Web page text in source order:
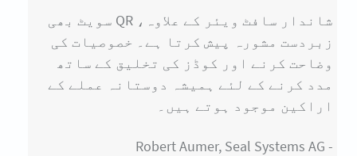
شاندار سافٹ ویئر کے علاوہ، QR سویٹ بھی
زبردست مشورہ پیش کرتا ہے۔ خصوصیات کی
وضاحت کرنے اور کوڈز کی تخلیق کے ساتھ
مدد کرنے کے لئے ہمیشہ دوستانہ عملے کے
اراکین موجود ہوتے ہیں۔
- Robert Aumer, Seal Systems AG